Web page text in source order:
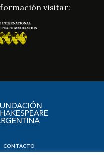
visitar:
CONTACTO